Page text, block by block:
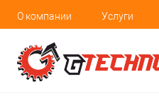
О компании Услуги